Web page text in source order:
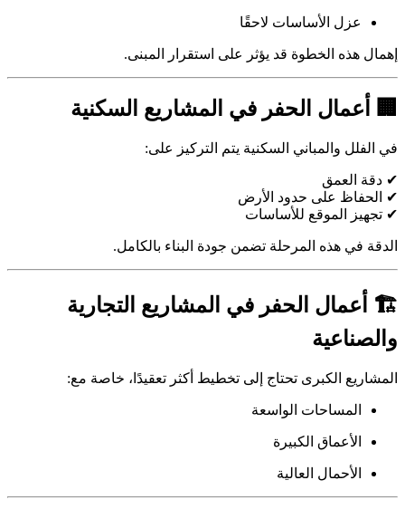
عزل الأساسات لاحقًا
إهمال هذه الخطوة قد يؤثر على استقرار المبنى.
🏢 أعمال الحفر في المشاريع السكنية
في الفلل والمباني السكنية يتم التركيز على:
✔ دقة العمق
✔ الحفاظ على حدود الأرض
✔ تجهيز الموقع للأساسات
الدقة في هذه المرحلة تضمن جودة البناء بالكامل.
🏗 أعمال الحفر في المشاريع التجارية
والصناعية
المشاريع الكبرى تحتاج إلى تخطيط أكثر تعقيدًا، خاصة مع:
المساحات الواسعة
الأعماق الكبيرة
الأحمال العالية